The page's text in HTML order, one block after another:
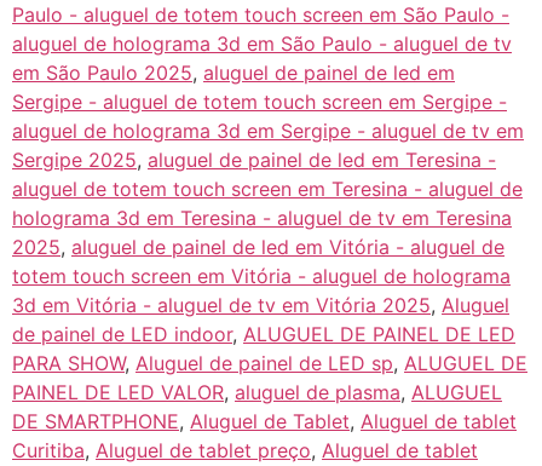
Paulo - aluguel de totem touch screen em São Paulo -
aluguel de holograma 3d em São Paulo - aluguel de tv
em São Paulo 2025, aluguel de painel de led em
Sergipe - aluguel de totem touch screen em Sergipe -
aluguel de holograma 3d em Sergipe - aluguel de tv em
Sergipe 2025, aluguel de painel de led em Teresina -
aluguel de totem touch screen em Teresina - aluguel de
holograma 3d em Teresina - aluguel de tv em Teresina
2025, aluguel de painel de led em Vitória - aluguel de
totem touch screen em Vitória - aluguel de holograma
3d em Vitória - aluguel de tv em Vitória 2025, Aluguel
de painel de LED indoor, ALUGUEL DE PAINEL DE LED
PARA SHOW, Aluguel de painel de LED sp, ALUGUEL DE
PAINEL DE LED VALOR, aluguel de plasma, ALUGUEL
DE SMARTPHONE, Aluguel de Tablet, Aluguel de tablet
Curitiba, Aluguel de tablet preço, Aluguel de tablet